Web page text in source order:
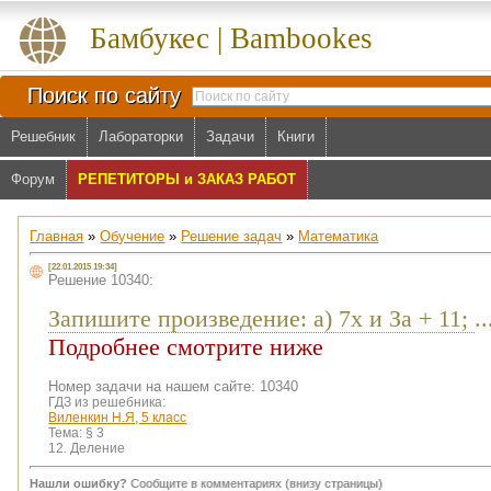
Бамбукес | Bambookes
Поиск по сайту
Решебник Лабораторки Задачи Книги
Форум РЕПЕТИТОРЫ и ЗАКАЗ РАБОТ
Главная »Обучение » Решение задач » Математика
[22.01.2015 19:34]
Решение 10340:
Запишите произведение: а) 7x и За + 11;
Подробнее смотрите ниже
Номер задачи на нашем сайте: 10340
ГДЗ из решебника:
Виленкин Н.Я, 5 класс
Тема: § 3
12. Деление
Нашли ошибку? Сообщите в комментариях (внизу страницы)